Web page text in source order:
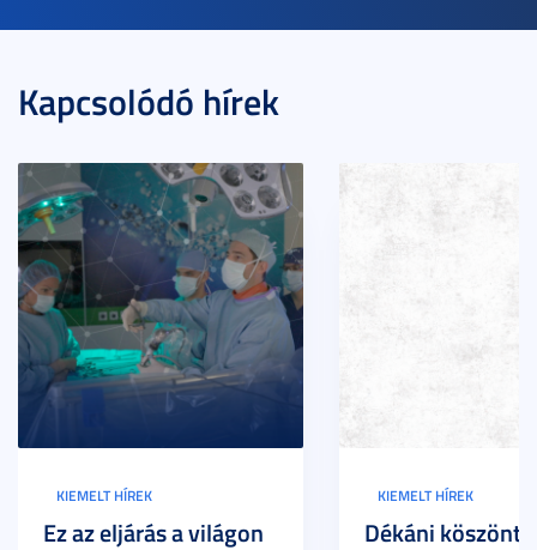
Kapcsolódó hírek
KIEMELT HÍREK
Ez az eljárás a világon
KIEMELT HÍREK
Dékáni köszöntő